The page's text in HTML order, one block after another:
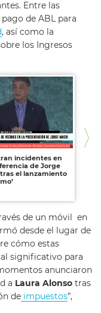
Entre las
de ABL para
, así como la
los Ingresos
incidentes en
de Jorge
el lanzamiento
de un móvil en
desde el lugar de
cómo estas
significativo para
anunciaron
a Laura Alonso tras
de impuestos”,